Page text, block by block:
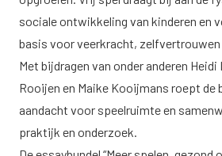
sociale ontwikkeling van kinderen en
basis voor veerkracht, zelfvertrouwen
Met bijdragen van onder anderen
Rooijen en Maike Kooijmans roept de
aandacht voor speelruimte en
praktijk en onderzoek.